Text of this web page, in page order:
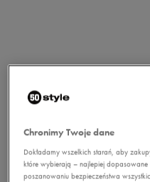
Chronimy Twoje dane
Dokładamy wszelkich starań, aby
które wybierają – najlepiej
poszanowaniu bezpieczeństwa